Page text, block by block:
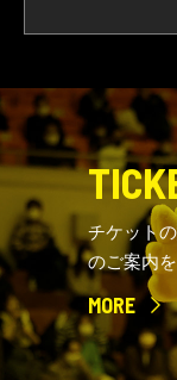
チケット
のご案内
MORE